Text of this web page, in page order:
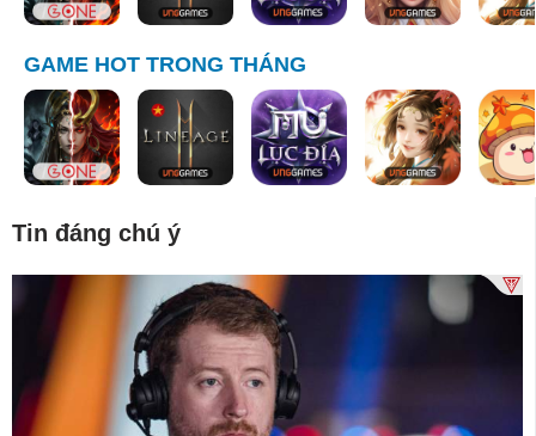
GAME HOT TRONG THÁNG
Tin đáng chú ý